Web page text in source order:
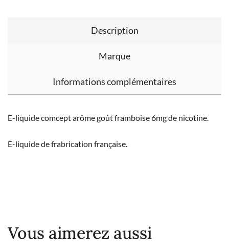
Description
Marque
Informations complémentaires
E-liquide comcept arôme goût framboise 6mg de nicotine.
E-liquide de frabrication française.
Vous aimerez aussi